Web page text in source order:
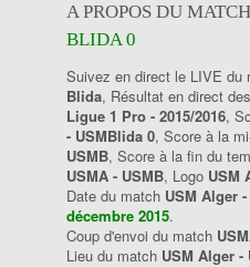
A PROPOS DU MATCH
BLIDA 0
Suivez en direct le LIVE du
Blida, Résultat en direct
Ligue 1 Pro - 2015/2016,
- USMBlida 0, Score à la
USMB, Score à la fin du
USMA - USMB, Logo USM
Date du match USM Alger
décembre 2015.
Coup d'envoi du match
Lieu du match USM Alger -